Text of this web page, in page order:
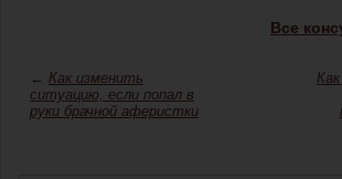
Все
← Как изменить
ситуацию, если попал в
руки брачной аферистки